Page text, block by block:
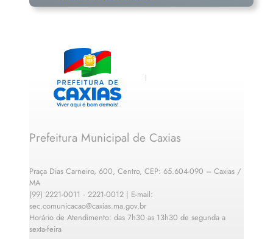
Prefeitura Municipal de Caxias
Praça Dias Carneiro, 600, Centro, CEP: 65.604-090 – Caxias /
MA
(99) 2221-0011 · 2221-0012 | E-mail:
sec.comunicacao@caxias.ma.gov.br
Horário de Atendimento: das 7h30 as 13h30 de segunda a
sexta-feira